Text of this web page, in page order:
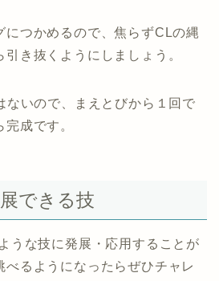
につかめるので、焦らずCLの縄
き抜くようにしましょう。
ないので、まえとびから１回で
成です。
できる技
うな技に発展・応用することが
べるようになったらぜひチャレ